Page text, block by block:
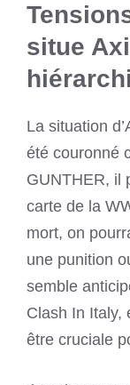
situe
La situation
été couronné
GUNTHER, il
carte de la
mort, on
une punition
semble
Clash In Italy,
être cruciale